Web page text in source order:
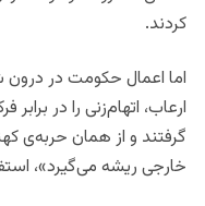
کردند.
اما اعمال حکومت در درون
ارعاب، اتهام‌زنی را در
گرفتند و از همان حربه‌ی
خارجی ریشه می‌گیرد»،